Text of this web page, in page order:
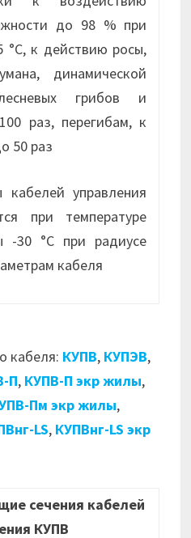
до 98 % при
°С, к действию росы,
динамической
грибов и
раз, перегибам, к
50 раз
управления
при температуре
-30 °С при радиусе
кабеля
кабеля: КУПВ, КУПЭВ,
П, КУПВ-П экр жилы,
Пм экр жилы,
LS, КУПВнг-LS экр
сечения кабелей
КУПВ